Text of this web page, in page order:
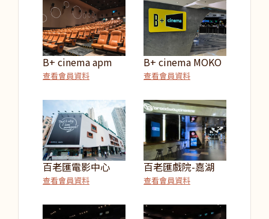
B+ cinema apm
查看會員資料
B+ cinema MOKO
查看會員資料
百老匯電影中心
查看會員資料
百老匯戲院-嘉湖
查看會員資料